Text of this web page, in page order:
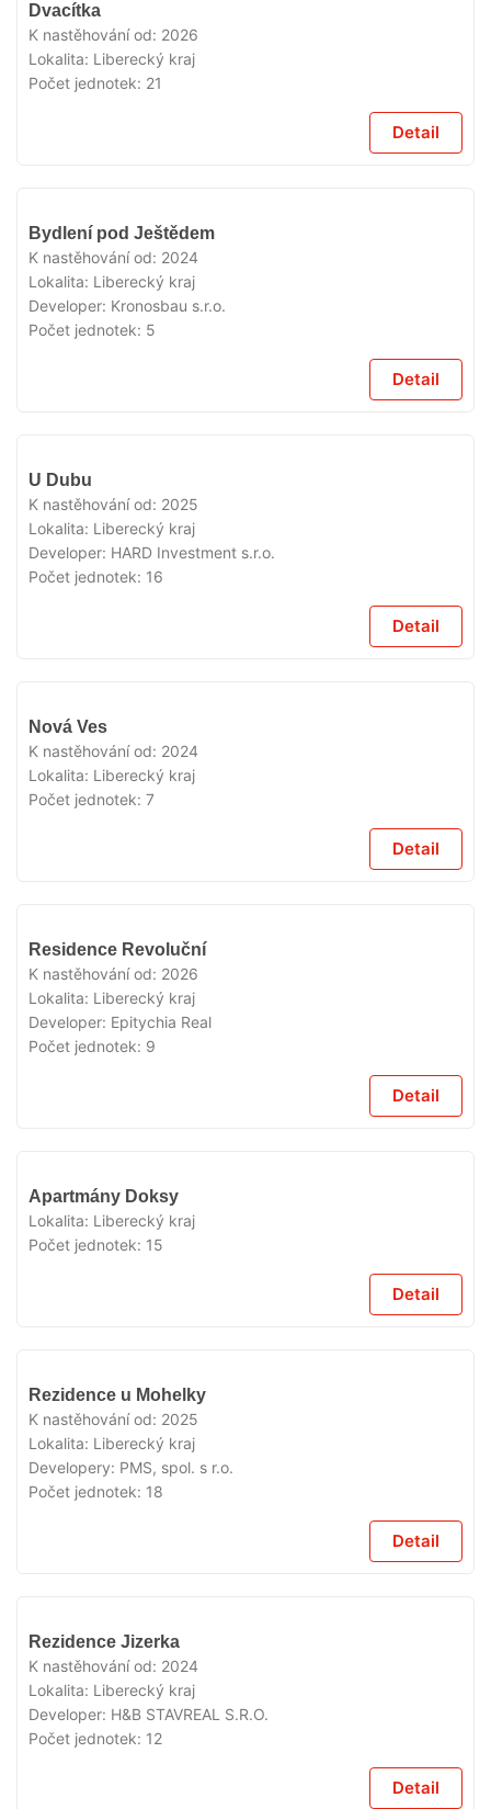
Dvacítka
K nastěhování od: 2026
Lokalita: Liberecký kraj
Počet jednotek: 21
Detail
Bydlení pod Ještědem
K nastěhování od: 2024
Lokalita: Liberecký kraj
Developer: Kronosbau s.r.o.
Počet jednotek: 5
Detail
U Dubu
K nastěhování od: 2025
Lokalita: Liberecký kraj
Developer: HARD Investment s.r.o.
Počet jednotek: 16
Detail
Nová Ves
K nastěhování od: 2024
Lokalita: Liberecký kraj
Počet jednotek: 7
Detail
Residence Revoluční
K nastěhování od: 2026
Lokalita: Liberecký kraj
Developer: Epitychia Real
Počet jednotek: 9
Detail
Apartmány Doksy
Lokalita: Liberecký kraj
Počet jednotek: 15
Detail
Rezidence u Mohelky
K nastěhování od: 2025
Lokalita: Liberecký kraj
Developery: PMS, spol. s r.o.
Počet jednotek: 18
Detail
Rezidence Jizerka
K nastěhování od: 2024
Lokalita: Liberecký kraj
Developer: H&B STAVREAL S.R.O.
Počet jednotek: 12
Detail